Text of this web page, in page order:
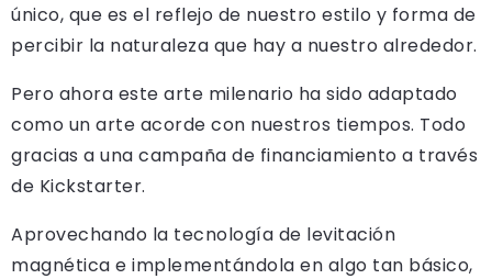
único, que es el reflejo de nuestro estilo y forma de
percibir la naturaleza que hay a nuestro alrededor.
Pero ahora este arte milenario ha sido adaptado
como un arte acorde con nuestros tiempos. Todo
gracias a una campaña de financiamiento a través
de Kickstarter.
Aprovechando la tecnología de levitación
magnética e implementándola en algo tan básico,